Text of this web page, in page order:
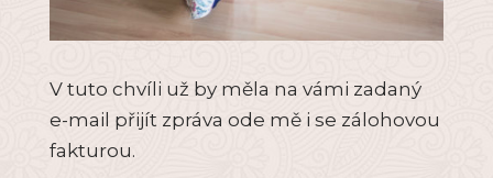
V tuto chvíli už by měla na vámi zadaný
e-mail přijít zpráva ode mě i se zálohovou
fakturou.